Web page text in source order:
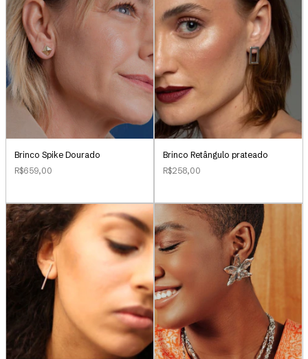
Brinco Spike Dourado
R$659,00
Brinco Retângulo prateado
R$258,00